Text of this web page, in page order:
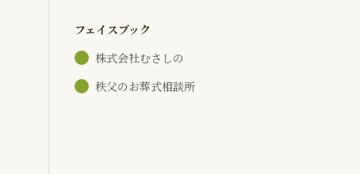
フェイスブック
株式会社むさしの
秩父のお葬式相談所